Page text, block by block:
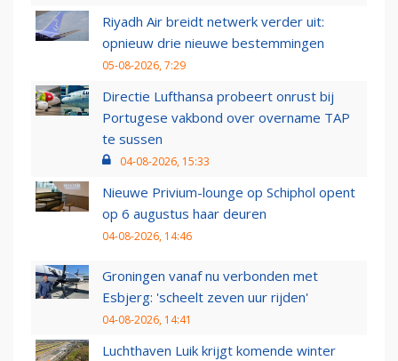
Riyadh Air breidt netwerk verder uit:
opnieuw drie nieuwe bestemmingen
05-08-2026, 7:29
Directie Lufthansa probeert onrust bij
Portugese vakbond over overname TAP
te sussen
04-08-2026, 15:33
Nieuwe Privium-lounge op Schiphol opent
op 6 augustus haar deuren
04-08-2026, 14:46
Groningen vanaf nu verbonden met
Esbjerg: 'scheelt zeven uur rijden'
04-08-2026, 14:41
Luchthaven Luik krijgt komende winter